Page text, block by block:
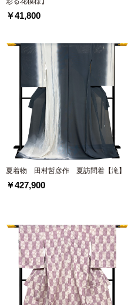
￥41,800
夏着物 田村哲彦作 夏訪問着【滝】
￥427,900